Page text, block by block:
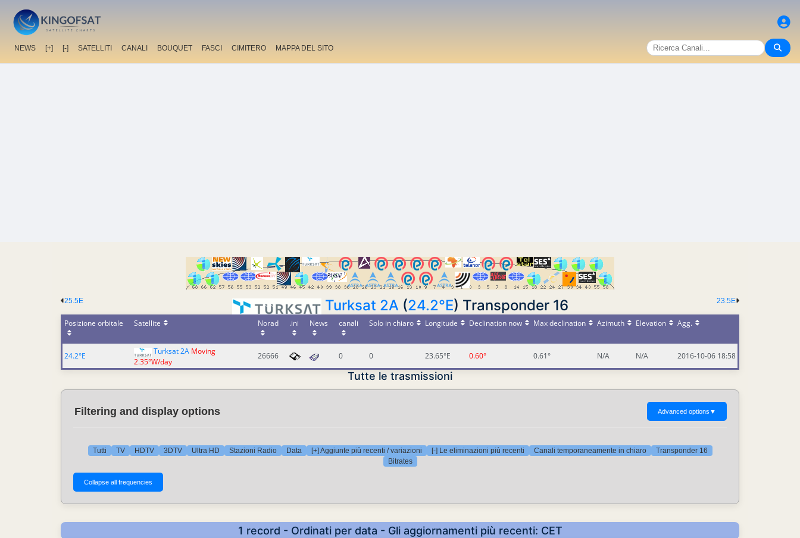
NEWS [+] [-] SATELLITI CANALI BOUQUET FASCI CIMITERO MAPPA DEL SITO
23.5E
25.5E Turksat 2A (24.2°E) Transponder 16
Posizione orbitale Satellite Norad .ini News canali Solo in chiaro Longitude Declination now Max declination Azimuth Elevation Agg.
24.2°E Turksat 2A Moving
2.35°W/day
26666 0 0 23.65°E 0.60° 0.61° N/A N/A 2016-10-06 18:58
Tutte le trasmissioni
Filtering and display options Advanced options ▼
Tutti TV HDTV 3DTV Ultra HD Stazioni Radio Data [+] Aggiunte più recenti / variazioni [-] Le eliminazioni più recenti Canali temporaneamente in chiaro
Transponder 16
Bitrates
1 record - Ordinati per data - Gli aggiornamenti più recenti: CET